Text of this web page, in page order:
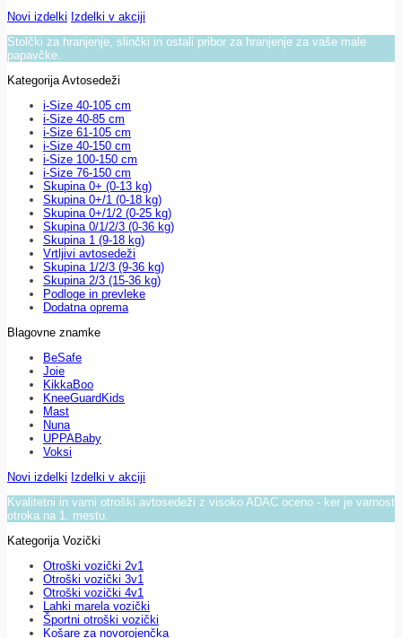
Novi izdelki Izdelki v akciji
Stolčki za hranjenje, slinčki in ostali pribor za hranjenje za vaše male
papavčke.
Kategorija Avtosedeži
i-Size 40-105 cm
i-Size 40-85 cm
i-Size 61-105 cm
i-Size 40-150 cm
i-Size 100-150 cm
i-Size 76-150 cm
Skupina 0+ (0-13 kg)
Skupina 0+/1 (0-18 kg)
Skupina 0+/1/2 (0-25 kg)
Skupina 0/1/2/3 (0-36 kg)
Skupina 1 (9-18 kg)
Vrtljivi avtosedeži
Skupina 1/2/3 (9-36 kg)
Skupina 2/3 (15-36 kg)
Podloge in prevleke
Dodatna oprema
Blagovne znamke
BeSafe
Joie
KikkaBoo
KneeGuardKids
Mast
Nuna
UPPABaby
Voksi
Novi izdelki Izdelki v akciji
Kvalitetni in varni otroški avtosedeži z visoko ADAC oceno - ker je varnost
otroka na 1. mestu.
Kategorija Vozički
Otroški vozički 2v1
Otroški vozički 3v1
Otroški vozički 4v1
Lahki marela vozički
Športni otroški vozički
Košare za novorojenčka